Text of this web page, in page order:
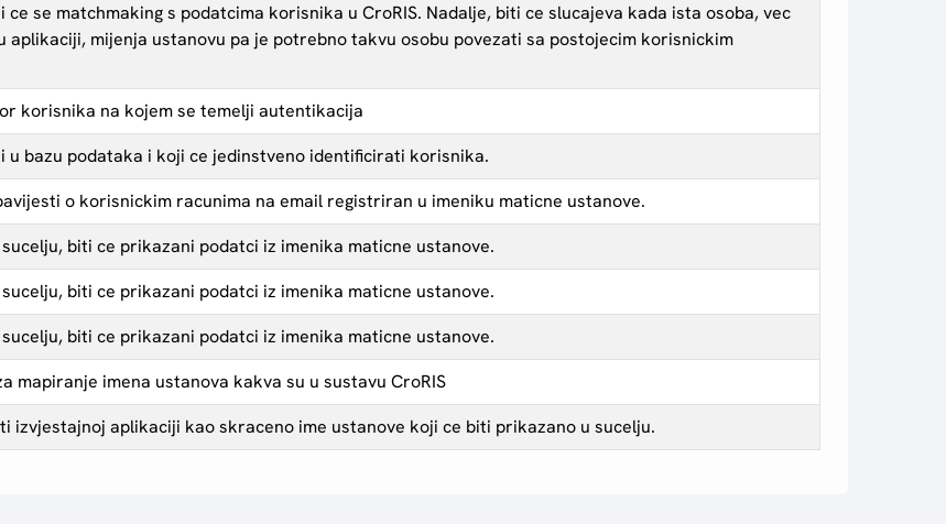
ce se matchmaking s podatcima korisnika u CroRIS. Nadalje, biti ce slucajeva kada ista osoba, vec
mijenja ustanovu pa je potrebno takvu osobu povezati sa postojecim korisnickim
korisnika na kojem se temelji autentikacija
u bazu podataka i koji ce jedinstveno identificirati korisnika.
o korisnickim racunima na email registriran u imeniku maticne ustanove.
biti ce prikazani podatci iz imenika maticne ustanove.
biti ce prikazani podatci iz imenika maticne ustanove.
biti ce prikazani podatci iz imenika maticne ustanove.
mapiranje imena ustanova kakva su u sustavu CroRIS
izvjestajnoj aplikaciji kao skraceno ime ustanove koji ce biti prikazano u sucelju.